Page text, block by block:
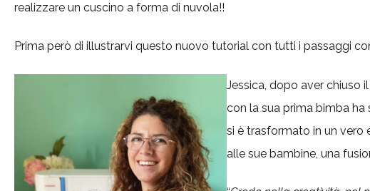
realizzare un cuscino a forma di nuvola!!
Prima però di illustrarvi questo nuovo tutorial con tutti i passaggi
Jessica, dopo aver chiuso
con la sua prima bimba
si è trasformato in un vero
alle sue bambine, una